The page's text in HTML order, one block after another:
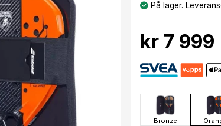
På lager.
kr 7 999
Bronze